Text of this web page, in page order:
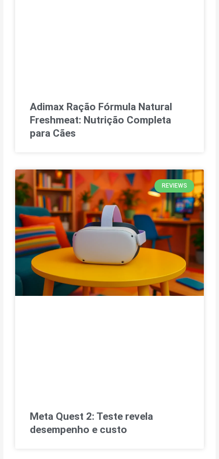
Adimax Ração Fórmula Natural
Freshmeat: Nutrição Completa
para Cães
REVIEWS
Meta Quest 2: Teste revela
desempenho e custo